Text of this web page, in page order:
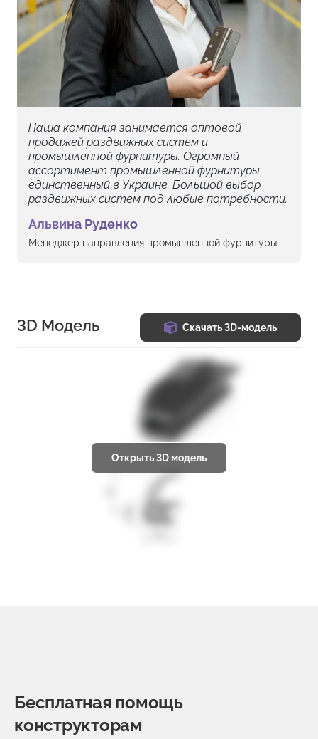
Наша компания занимается оптовой
продажей раздвижных систем и
промышленной фурнитуры. Огромный
ассортимент промышленной фурнитуры
единственный в Украине. Большой выбор
раздвижных систем под любые потребности.
Альвина Руденко
Менеджер направления промышленной фурнитуры
3D Модель Скачать 3D-модель
Открыть 3D модель
Бесплатная помощь
конструкторам